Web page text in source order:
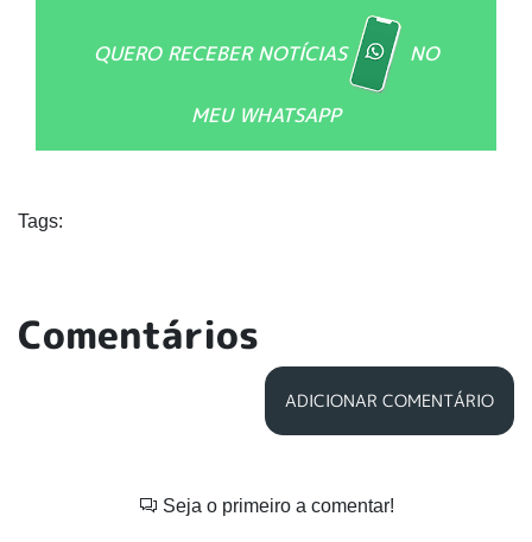
QUERO RECEBER NOTÍCIAS NO
MEU WHATSAPP
Tags:
Comentários
ADICIONAR COMENTÁRIO
Seja o primeiro a comentar!